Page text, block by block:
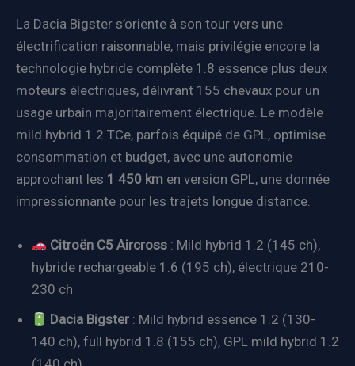
La Dacia Bigster s’oriente à son tour vers une
électrification raisonnable, mais privilégie encore la
technologie hybride complète 1.8 essence plus deux
moteurs électriques, délivrant 155 chevaux pour un
usage urbain majoritairement électrique. Le modèle
mild hybrid 1.2 TCe, parfois équipé de GPL, optimise
consommation et budget, avec une autonomie
approchant les 1 450 km en version GPL, une donnée
impressionnante pour les trajets longue distance.
Citroën C5 Aircross : Mild hybrid 1.2 (145 ch),
hybride rechargeable 1.6 (195 ch), électrique 210-
230 ch
Dacia Bigster : Mild hybrid essence 1.2 (130-
140 ch), full hybrid 1.8 (155 ch), GPL mild hybrid 1.2